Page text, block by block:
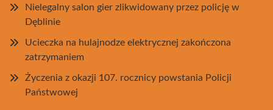
Nielegalny salon gier zlikwidowany przez policję w
Dęblinie
Ucieczka na hulajnodze elektrycznej zakończona
zatrzymaniem
Życzenia z okazji 107. rocznicy powstania Policji
Państwowej